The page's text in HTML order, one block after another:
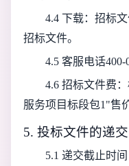
4.4 下载：招标
招标文件。
4.5 客服电话400-
4.6 招标文件费：
服务项目标段包1"售
5. 投标文件的递交
5.1 递交截止时间